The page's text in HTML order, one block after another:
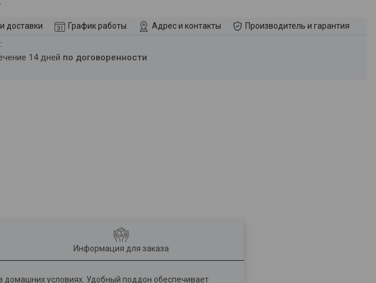
доставки График работы Адрес и контакты Производитель и гарантия
14 дней по договоренности
Информация для заказа
домашних условиях. Удобный поддон обеспечивает